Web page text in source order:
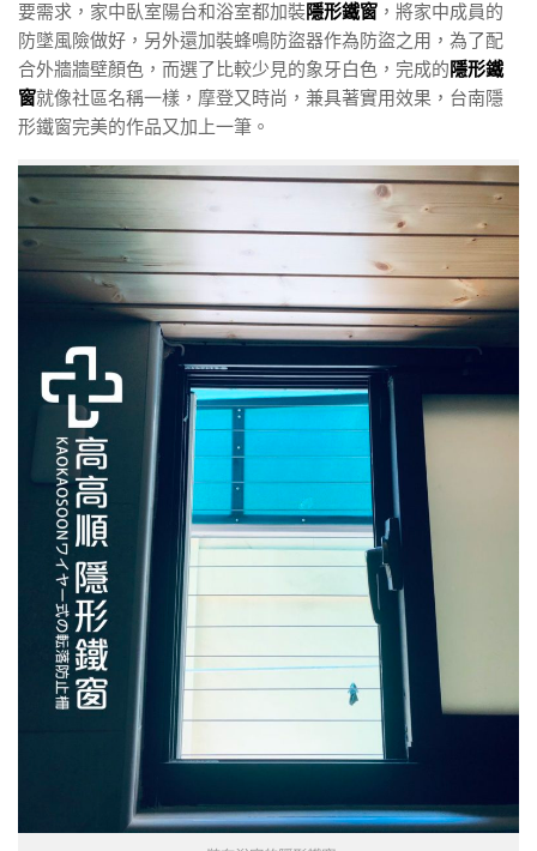
要需求，家中臥室陽台和浴室都加裝隱形鐵窗 ，將家中成員的
防墜風險做好，另外還加裝蜂鳴防盜器作為防盜之用，為了配
合外牆牆壁顏色，而選了比較少見的象牙白色，完成的隱形鐵
窗就像社區名稱一樣，摩登又時尚，兼具著實用效果，台南隱
形鐵窗完美的作品又加上一筆。